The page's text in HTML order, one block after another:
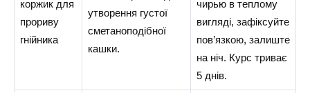
коржик для
прориву
гнійника
утворення густої
сметаноподібної
кашки.
чирью в теплому
вигляді, зафіксуйте
пов’язкою, залиште
на ніч. Курс триває
5 днів.